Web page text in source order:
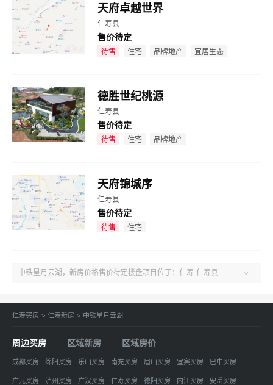
效果图
天府卓越世界
仁寿县
售价待定
待售 住宅 品牌地产 宜居生态
效果图
德胜世纪桃源
仁寿县
售价待定
待售 住宅 品牌地产
效果图
天府锦城序
仁寿县
售价待定
待售 住宅
中铁星月云湖，新房价格售价待定楼盘项目位于：仁寿-仁寿县-仁寿和谐大道中铁星月云湖。了解更多楼盘售楼电话、房价、户型、绿化率、周边配套、产权、物业、开发商等中铁星月云湖楼盘信息，关注吉屋仁寿中铁星月云湖！ 
仁寿买房 > 仁寿新房 > 中铁星月云湖
周边买房 区域新房 区域房价
成都买房 绵阳买房 乐山买房 南充买房 眉山买房 宜宾买房 巴中买房
广元买房 泸州买房 广汉买房 仁寿买房 德阳买房 内江买房 安岳买房